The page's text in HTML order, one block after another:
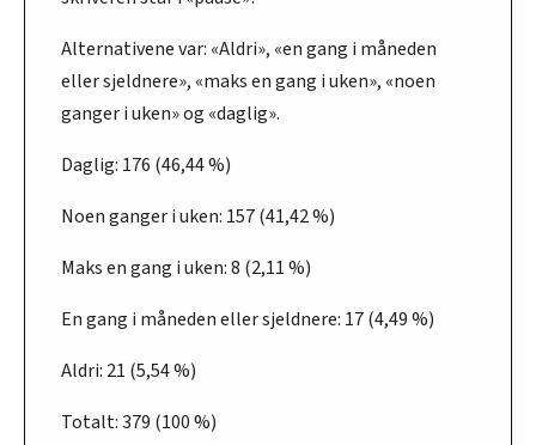
Alternativene var: «Aldri», «en gang i måneden
eller sjeldnere», «maks en gang i uken», «noen
ganger i uken» og «daglig».
Daglig: 176 (46,44 %)
Noen ganger i uken: 157 (41,42 %)
Maks en gang i uken: 8 (2,11 %)
En gang i måneden eller sjeldnere: 17 (4,49 %)
Aldri: 21 (5,54 %)
Totalt: 379 (100 %)